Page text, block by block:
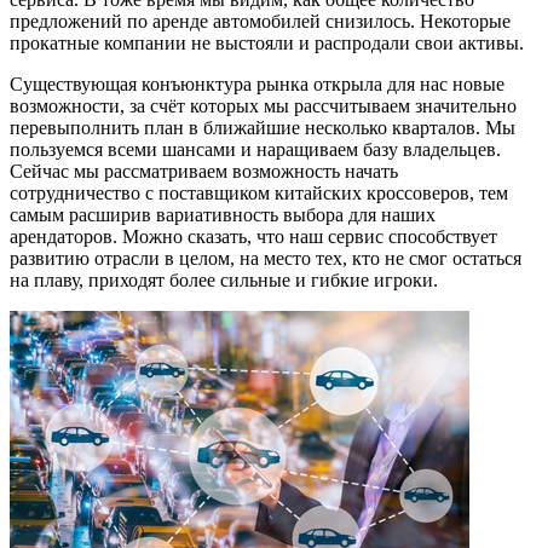
предложений по аренде автомобилей снизилось. Некоторые
прокатные компании не выстояли и распродали свои активы.
Существующая конъюнктура рынка открыла для нас новые
возможности, за счёт которых мы рассчитываем значительно
перевыполнить план в ближайшие несколько кварталов. Мы
пользуемся всеми шансами и наращиваем базу владельцев.
Сейчас мы рассматриваем возможность начать
сотрудничество с поставщиком китайских кроссоверов, тем
самым расширив вариативность выбора для наших
арендаторов. Можно сказать, что наш сервис способствует
развитию отрасли в целом, на место тех, кто не смог остаться
на плаву, приходят более сильные и гибкие игроки.